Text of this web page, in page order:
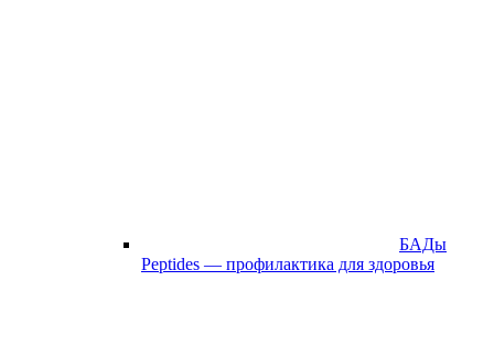
БАДы
Peptides — профилактика для здоровья